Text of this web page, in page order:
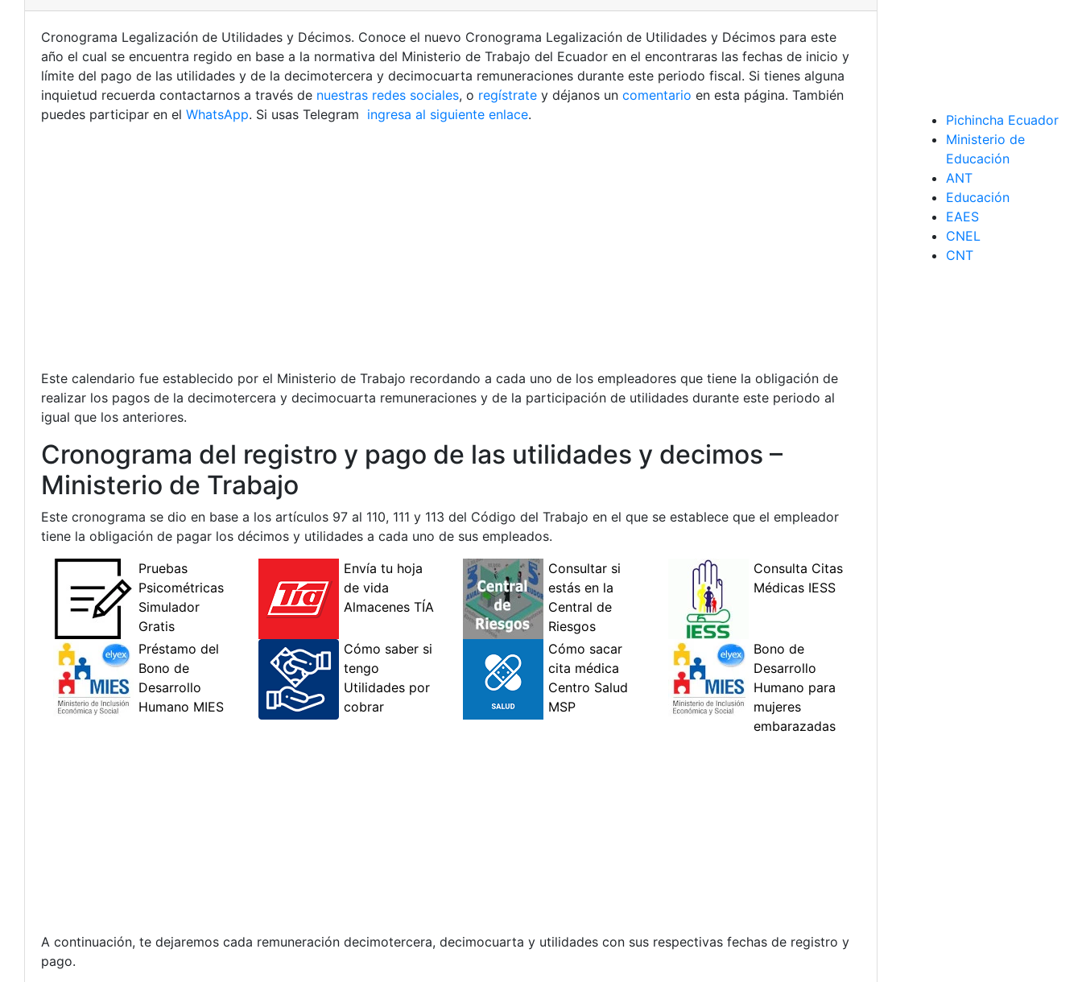
Cronograma Legalización de Utilidades y Décimos. Conoce el nuevo Cronograma Legalización de Utilidades y Décimos para este
año el cual se encuentra regido en base a la normativa del Ministerio de Trabajo del Ecuador en el encontraras las fechas de inicio y
límite del pago de las utilidades y de la decimotercera y decimocuarta remuneraciones durante este periodo fiscal. Si tienes alguna
inquietud recuerda contactarnos a través de nuestras redes sociales, o regístrate y déjanos un comentario en esta página. También
puedes participar en el WhatsApp. Si usas Telegram ingresa al siguiente enlace.
Este calendario fue establecido por el Ministerio de Trabajo recordando a cada uno de los empleadores que tiene la obligación de
realizar los pagos de la decimotercera y decimocuarta remuneraciones y de la participación de utilidades durante este periodo al
igual que los anteriores.
Cronograma del registro y pago de las utilidades y decimos –
Ministerio de Trabajo
Este cronograma se dio en base a los artículos 97 al 110, 111 y 113 del Código del Trabajo en el que se establece que el empleador
tiene la obligación de pagar los décimos y utilidades a cada uno de sus empleados.
A continuación, te dejaremos cada remuneración decimotercera, decimocuarta y utilidades con sus respectivas fechas de registro y
pago.
Pichincha Ecuador
Ministerio de
Educación
ANT
Educación
EAES
CNEL
CNT